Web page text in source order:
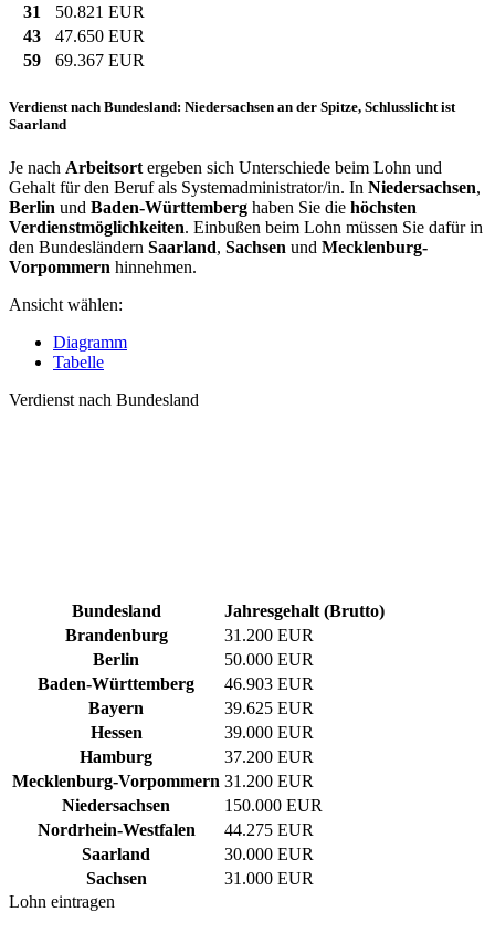
31
50.821 EUR
43
47.650 EUR
59
69.367 EUR
Verdienst nach Bundesland: Niedersachsen an der Spitze, Schlusslicht ist
Saarland
Je nach Arbeitsort ergeben sich Unterschiede beim Lohn und
Gehalt für den Beruf als Systemadministrator/in. In Niedersachsen,
Berlin und Baden-Württemberg haben Sie die höchsten
Verdienstmöglichkeiten. Einbußen beim Lohn müssen Sie dafür in
den Bundesländern Saarland, Sachsen und Mecklenburg-
Vorpommern hinnehmen.
Ansicht wählen:
Diagramm
Tabelle
Verdienst nach Bundesland
Bundesland
Jahresgehalt (Brutto)
Brandenburg
31.200 EUR
Berlin
50.000 EUR
Baden-Württemberg
46.903 EUR
Bayern
39.625 EUR
Hessen
39.000 EUR
Hamburg
37.200 EUR
Mecklenburg-Vorpommern 31.200 EUR
Niedersachsen
150.000 EUR
Nordrhein-Westfalen
44.275 EUR
Saarland
30.000 EUR
Sachsen
31.000 EUR
Lohn eintragen